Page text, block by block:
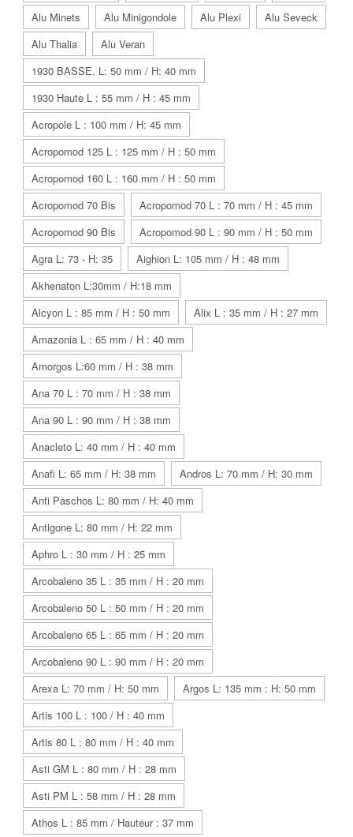
Alu Minets
Alu Minigondole Alu Plexi
Alu Seveck
Alu Thalia
Alu Veran
1930 BASSE. L: 50 mm / H: 40 mm
1930 Haute L : 55 mm / H : 45 mm
Acropole L : 100 mm / H: 45 mm
Acropomod 125 L : 125 mm / H : 50 mm
Acropomod 160 L : 160 mm / H : 50 mm
Acropomod 70 Bis
Acropomod 70 L : 70 mm / H : 45 mm
Acropomod 90 Bis
Acropomod 90 L : 90 mm / H : 50 mm
Agra L: 73 - H: 35
Aighion L: 105 mm / H : 48 mm
Akhenaton L:30mm / H:18 mm
Alcyon L : 85 mm / H : 50 mm
Alix L : 35 mm / H : 27 mm
Amazonia L : 65 mm / H : 40 mm
Amorgos L:60 mm / H : 38 mm
Ana 70 L : 70 mm / H : 38 mm
Ana 90 L : 90 mm / H : 38 mm
Anacleto L: 40 mm / H : 40 mm
Anafi L: 65 mm / H: 38 mm
Andros L: 70 mm / H: 30 mm
Anti Paschos L: 80 mm / H: 40 mm
Antigone L: 80 mm / H: 22 mm
Aphro L : 30 mm / H : 25 mm
Arcobaleno 35 L : 35 mm / H : 20 mm
Arcobaleno 50 L : 50 mm / H : 20 mm
Arcobaleno 65 L : 65 mm / H : 20 mm
Arcobaleno 90 L : 90 mm / H : 20 mm
Arexa L: 70 mm / H: 50 mm
Argos L: 135 mm : H: 50 mm
Artis 100 L : 100 / H : 40 mm
Artis 80 L : 80 mm / H : 40 mm
Asti GM L : 80 mm / H : 28 mm
Asti PM L : 58 mm / H : 28 mm
Athos L : 85 mm / Hauteur : 37 mm